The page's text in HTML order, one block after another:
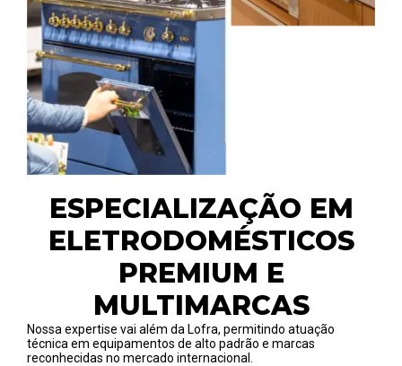
ESPECIALIZAÇÃO EM
ELETRODOMÉSTICOS
PREMIUM E
MULTIMARCAS
Nossa expertise vai além da Lofra, permitindo atuação
técnica em equipamentos de alto padrão e marcas
reconhecidas no mercado internacional.